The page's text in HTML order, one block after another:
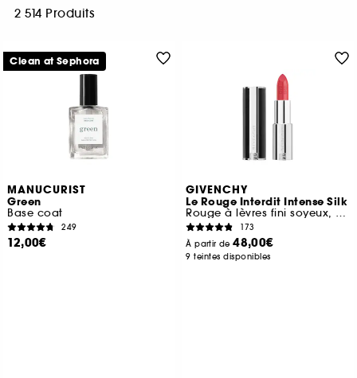
2 514 Produits
MANUCURIST
Green
Base coat
249
12,00€
Clean at Sephora
GIVENCHY
Le Rouge Interdit Intense Silk
Rouge à lèvres fini soyeux, couleur lumineuse
173
À partir de48,00€
9 teintes disponibles